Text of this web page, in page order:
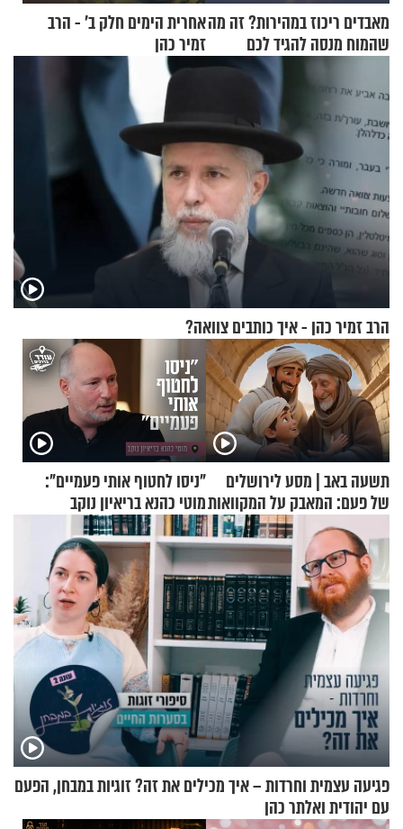
מאבדים ריכוז במהירות? זה מה
שהמוח מנסה להגיד לכם
אחרית הימים חלק ב’ - הרב
זמיר כהן
הרב זמיר כהן - איך כותבים צוואה?
תשעה באב | מסע לירושלים
של פעם: המאבק על המקוואות
"ניסו לחטוף אותי פעמיים":
מוטי כהנא בריאיון נוקב
פגיעה עצמית וחרדות – איך מכילים את זה? זוגיות במבחן, הפעם
עם יהודית ואלתר כהן